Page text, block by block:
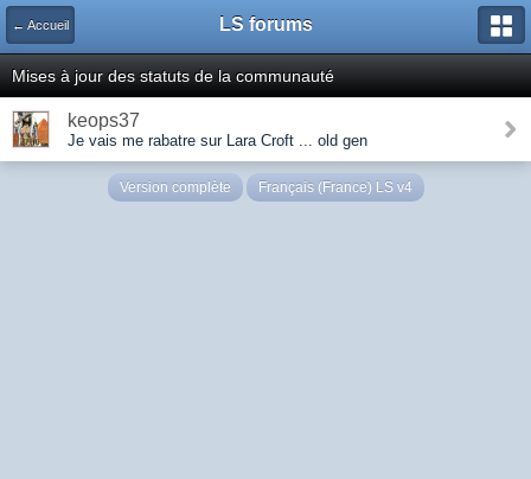
← Accueil LS forums
Mises à jour des statuts de la communauté
keops37
Je vais me rabatre sur Lara Croft ... old gen
Version complète Français (France) LS v4